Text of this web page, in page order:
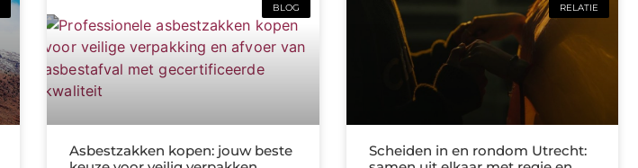
BLOG
Asbestzakken kopen: jouw beste
RELATIE
Scheiden in en rondom Utrecht: